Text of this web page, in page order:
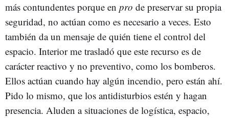
más contundentes porque en pro de preservar su propia
seguridad, no actúan como es necesario a veces. Esto
también da un mensaje de quién tiene el control del
espacio. Interior me trasladó que este recurso es de
carácter reactivo y no preventivo, como los bomberos.
Ellos actúan cuando hay algún incendio, pero están ahí.
Pido lo mismo, que los antidisturbios estén y hagan
presencia. Aluden a situaciones de logística, espacio,